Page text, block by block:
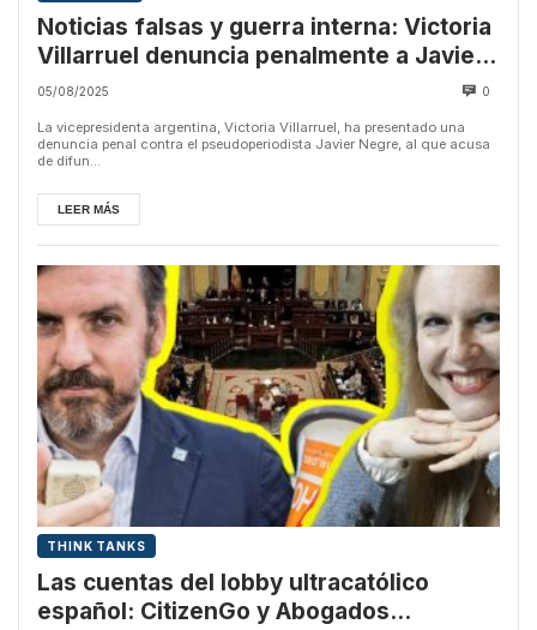
Noticias falsas y guerra interna: Victoria
Villarruel denuncia penalmente a Javier
Negre
05/08/2025 0
La vicepresidenta argentina, Victoria Villarruel, ha presentado una
denuncia penal contra el pseudoperiodista Javier Negre, al que acusa
de difun...
LEER MÁS
THINK TANKS
Las cuentas del lobby ultracatólico
español: CitizenGo y Abogados